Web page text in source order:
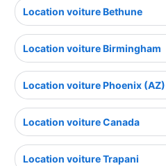
Location voiture Bethune
Location voiture Birmingham
Location voiture Phoenix (AZ)
Location voiture Canada
Location voiture Trapani